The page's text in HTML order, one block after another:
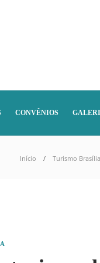
CONVÊNIOS
Início Turismo Brasília